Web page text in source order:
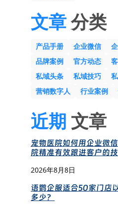
文章分类
产品手册 企业微信
品牌案例
官方动态
私域头条
私域技巧
营销数字人
行业案例
近期 文章
宠物医院如何用企业微
院精准有效跟进客户的
2026年8月8日
语鹦企服适合50家门店
多少？